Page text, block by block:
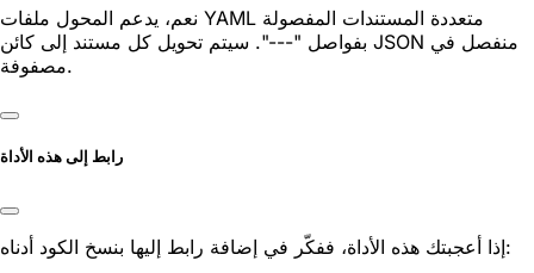
نعم، يدعم المحول ملفات YAML متعددة المستندات المفصولة
بفواصل "---". سيتم تحويل كل مستند إلى كائن JSON منفصل في
مصفوفة.
رابط إلى هذه الأداة
إذا أعجبتك هذه الأداة، ففكّر في إضافة رابط إليها بنسخ الكود أدناه: